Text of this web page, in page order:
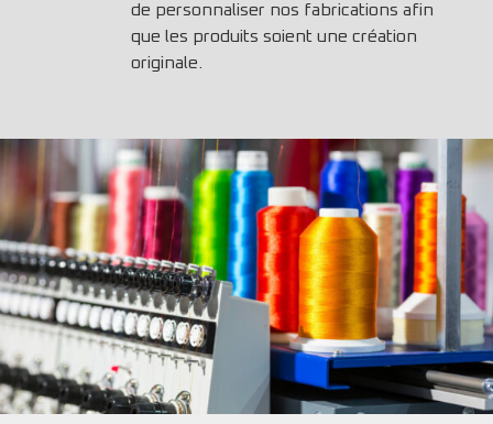
de personnaliser nos fabrications afin
que les produits soient une création
originale.